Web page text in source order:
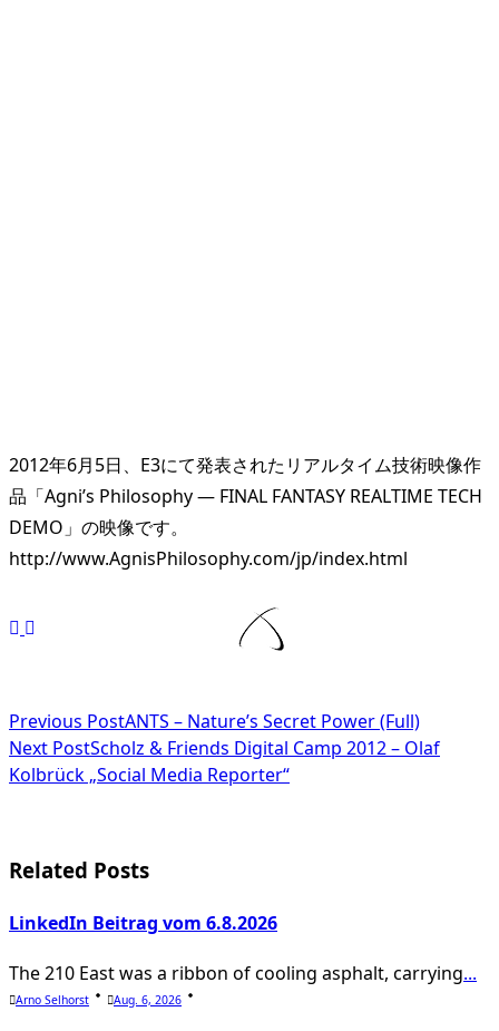
2012年6月5日、E3にて発表されたリアルタイム技術映像作
品「Agni’s Philosophy — FINAL FANTASY REALTIME TECH
DEMO」の映像です。
http://www.AgnisPhilosophy.com/jp/index.html
<span
class="nav-
reader-
text">Page</span>
Previous PostANTS – Nature’s Secret Power (Full)
Next PostScholz & Friends Digital Camp 2012 – Olaf
Kolbrück „Social Media Reporter“
Related Posts
LinkedIn Beitrag vom 6.8.2026
The 210 East was a ribbon of cooling asphalt, carrying...
Arno Selhorst Aug. 6, 2026